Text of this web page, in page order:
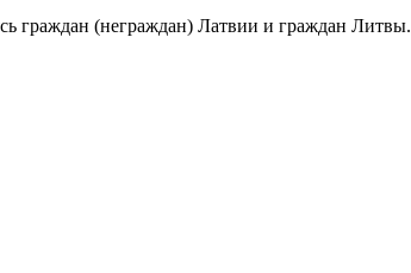
граждан (неграждан) Латвии и граждан Литвы.